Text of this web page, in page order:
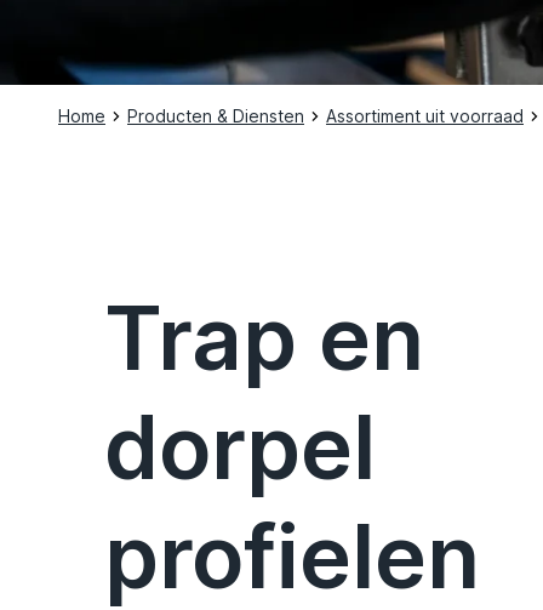
Home Producten & Diensten Assortiment uit voorraad
Trap en
dorpel
profielen